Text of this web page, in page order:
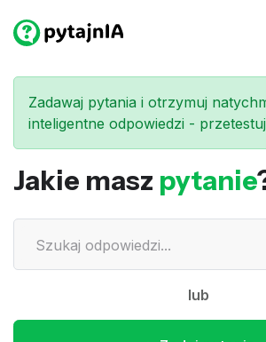
Zadawaj pytania i otrzymuj
inteligentne odpowiedzi -
Jakie masz pytanie
lub